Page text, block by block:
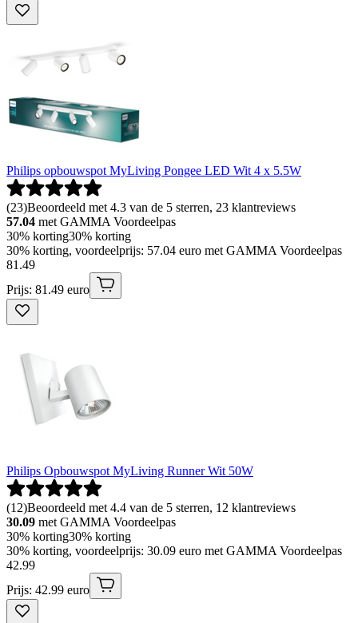
Philips opbouwspot MyLiving Pongee LED Wit 4 x 5.5W
(23)Beoordeeld met 4.3 van de 5 sterren, 23 klantreviews
57.04 met GAMMA Voordeelpas
30% korting30% korting
30% korting, voordeelprijs: 57.04 euro met GAMMA Voordeelpas
81 .49
Prijs: 81.49 euro
Philips Opbouwspot MyLiving Runner Wit 50W
(12)Beoordeeld met 4.4 van de 5 sterren, 12 klantreviews
30.09 met GAMMA Voordeelpas
30% korting30% korting
30% korting, voordeelprijs: 30.09 euro met GAMMA Voordeelpas
42.99
Prijs: 42.99 euro